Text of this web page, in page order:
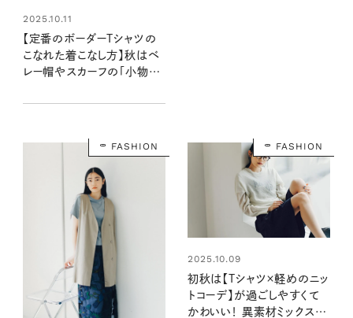
2025.10.11
【定番のボーダーTシャツの
こなれた着こなし方】秋はベ
レー帽やスカーフの「小物使
FASHION FASHION
2025.10.09
初秋は【Tシャツ×軽めのニッ
トコーデ】が過ごしやすくて
かわいい！ 異素材ミックスで